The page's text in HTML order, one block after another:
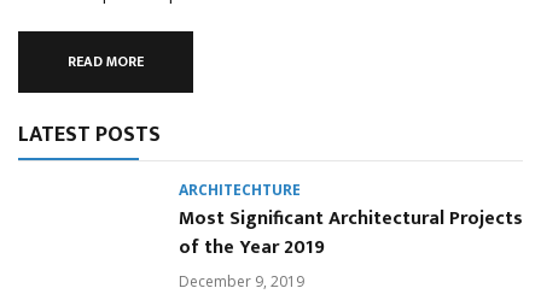
READ MORE
LATEST POSTS
ARCHITECHTURE
Most Significant Architectural Projects
of the Year 2019
December 9, 2019